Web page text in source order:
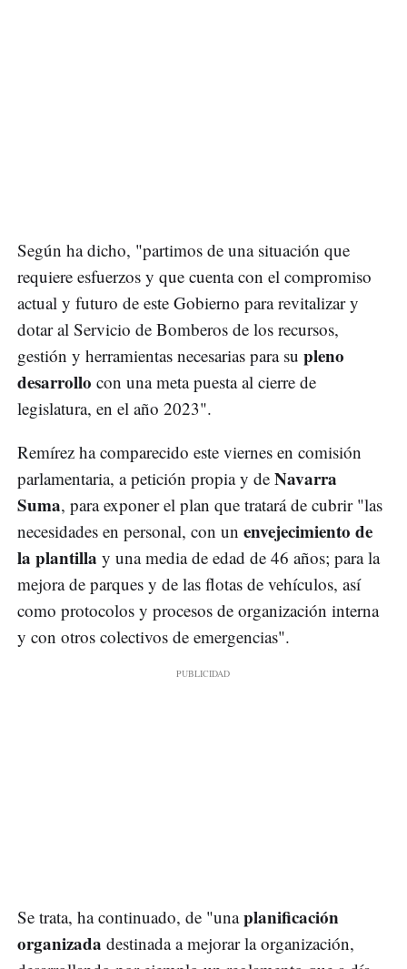
Según ha dicho, "partimos de una situación que
requiere esfuerzos y que cuenta con el compromiso
actual y futuro de este Gobierno para revitalizar y
dotar al Servicio de Bomberos de los recursos,
gestión y herramientas necesarias para su pleno
desarrollo con una meta puesta al cierre de
legislatura, en el año 2023".
Remírez ha comparecido este viernes en comisión
parlamentaria, a petición propia y de Navarra
Suma, para exponer el plan que tratará de cubrir "las
necesidades en personal, con un envejecimiento de
la plantilla y una media de edad de 46 años; para la
mejora de parques y de las flotas de vehículos, así
como protocolos y procesos de organización interna
y con otros colectivos de emergencias".
Se trata, ha continuado, de "unaplanificación
organizada destinada a mejorar la organización,